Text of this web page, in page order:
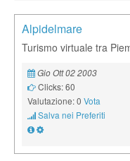
Alpidelmare
Turismo virtuale tra
Gio Ott 02 2003
Clicks: 60
Valutazione: 0 Vota
Salva nei Preferiti